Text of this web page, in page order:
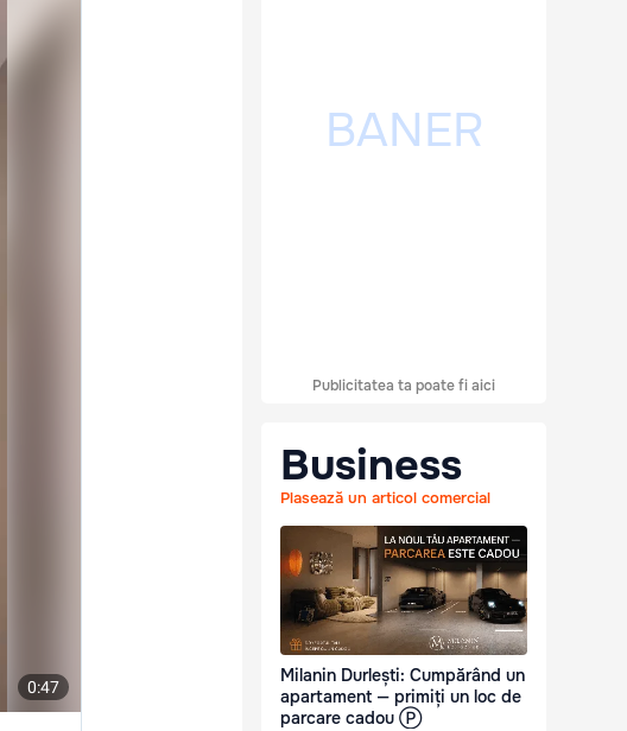
Publicitatea ta poate fi aici
Business
Plasează un articol comercial
Milanin Durlești: Cumpărând un
apartament — primiți un loc de
parcare cadou Ⓟ